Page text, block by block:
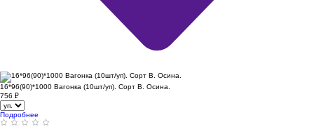
16*96(90)*1000 Вагонка (10шт/уп). Сорт В. Осина.
756 ₽
Подробнее